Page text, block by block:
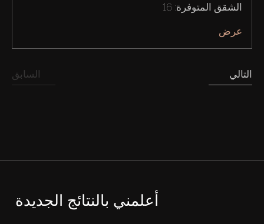
الشقق المتوفرة: 16
عرض
السابق التالي
أعلمني بالنتائج الجديدة